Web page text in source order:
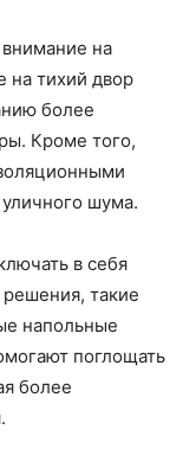
на
на тихий двор
более
Кроме того,
шума.
в себя
такие
напольные
поглощать
более